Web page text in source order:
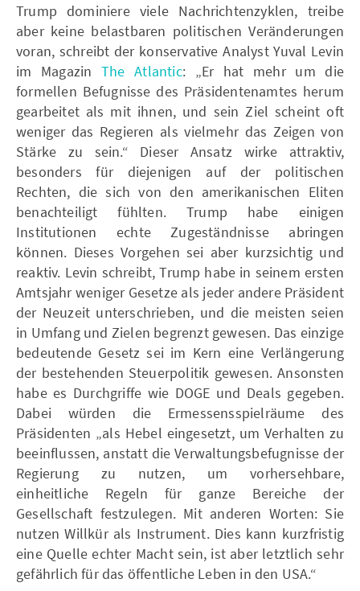
Trump dominiere viele Nachrichtenzyklen, treibe
aber keine belastbaren politischen Veränderungen
voran, schreibt der konservative Analyst Yuval Levin
im Magazin The Atlantic: „Er hat mehr um die
formellen Befugnisse des Präsidentenamtes herum
gearbeitet als mit ihnen, und sein Ziel scheint oft
weniger das Regieren als vielmehr das Zeigen von
Stärke zu sein.“ Dieser Ansatz wirke attraktiv,
besonders für diejenigen auf der politischen
Rechten, die sich von den amerikanischen Eliten
benachteiligt fühlten. Trump habe einigen
Institutionen echte Zugeständnisse abringen
können. Dieses Vorgehen sei aber kurzsichtig und
reaktiv. Levin schreibt, Trump habe in seinem ersten
Amtsjahr weniger Gesetze als jeder andere Präsident
der Neuzeit unterschrieben, und die meisten seien
in Umfang und Zielen begrenzt gewesen. Das einzige
bedeutende Gesetz sei im Kern eine Verlängerung
der bestehenden Steuerpolitik gewesen. Ansonsten
habe es Durchgriffe wie DOGE und Deals gegeben.
Dabei würden die Ermessensspielräume des
Präsidenten „als Hebel eingesetzt, um Verhalten zu
beeinflussen, anstatt die Verwaltungsbefugnisse der
Regierung zu nutzen, um vorhersehbare,
einheitliche Regeln für ganze Bereiche der
Gesellschaft festzulegen. Mit anderen Worten: Sie
nutzen Willkür als Instrument. Dies kann kurzfristig
eine Quelle echter Macht sein, ist aber letztlich sehr
gefährlich für das öffentliche Leben in den USA.“